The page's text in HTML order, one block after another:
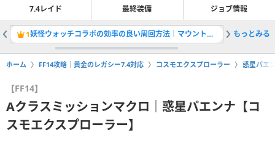
7.4レイド 最終装備 ジョブ情報
1 妖怪ウォッチコラボの効率の良い周回方法｜マウントや武器情報 2クレセ
もっとみる
ホーム FF14攻略｜黄金のレガシー7.4対応 コスモエクスプローラー 惑星パエ
【FF14】
Aクラスミッションマクロ｜惑星パエンナ【コ
スモエクスプローラー】